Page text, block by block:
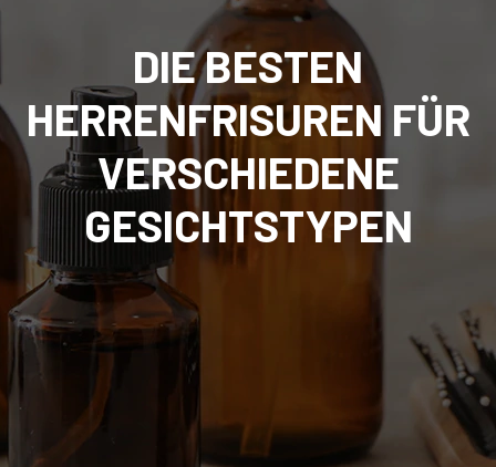
DIE BESTEN
HERRENFRISUREN FÜR
VERSCHIEDENE
GESICHTSTYPEN